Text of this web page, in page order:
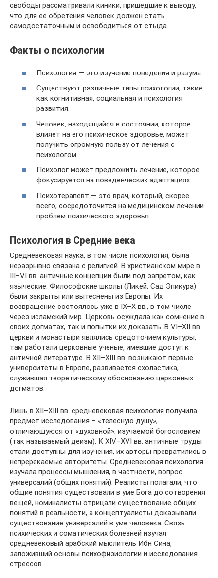
свободы рассматривали киники, пришедшие к выводу,
что для ее обретения человек должен стать
самодостаточным и освободиться от стыда.
Факты о психологии
Психология — это изучение поведения и разума.
Существуют различные типы психологии, такие
как когнитивная, социальная и психология
развития.
Человек, находящийся в состоянии, которое
влияет на его психическое здоровье, может
получить огромную пользу от лечения с
психологом.
Психолог может предложить лечение, которое
фокусируется на поведенческих адаптациях.
Психотерапевт — это врач, который, скорее
всего, сосредоточится на медицинском лечении
проблем психического здоровья.
Психология в Средние века
Средневековая наука, в том числе психология, была
неразрывно связана с религией. В христианском мире в
III–VI вв. античные концепции были под запретом, как
языческие. Философские школы (Ликей, Сад Эпикура)
были закрыты или вытеснены из Европы. Их
возвращение состоялось уже в IX–X вв., в том числе
через исламский мир. Церковь осуждала как сомнение в
своих догматах, так и попытки их доказать. В VI–XII вв.
церкви и монастыри являлись средоточием культуры,
там работали церковные ученые, имевшие доступ к
античной литературе. В XII–XIII вв. возникают первые
университеты в Европе, развивается схоластика,
служившая теоретическому обоснованию церковных
догматов.
Лишь в XII–XIII вв. средневековая психология получила
предмет исследования – «телесную душу»,
отличающуюся от «духовной», изучаемой богословием
(так называемый деизм). К XIV–XVI вв. античные труды
стали доступны для изучения, их авторы превратились в
непререкаемые авторитеты. Средневековая психология
изучала процессы мышления, в частности, вопрос
универсалий (общих понятий). Реалисты полагали, что
общие понятия существовали в уме Бога до сотворения
вещей, номиналисты отрицали существование общих
понятий в реальности, а концептуалисты доказывали
существование универсалий в уме человека. Связь
психических и соматических болезней изучал
средневековый арабский мыслитель Ибн Сина,
заложивший основы психофизиологии и исследования
стрессов.